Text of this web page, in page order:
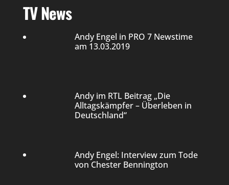
TV News
Andy Engel in PRO 7 Newstime
am 13.03.2019
Andy im RTL Beitrag „Die
Alltagskämpfer – Überleben in
Deutschland“
Andy Engel: Interview zum Tode
von Chester Bennington